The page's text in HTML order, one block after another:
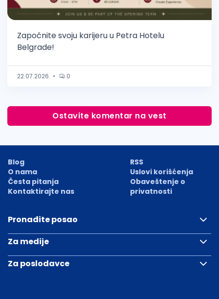
Započnite svoju karijeru u Petra Hotelu
Belgrade!
22.07.2026 • 0
Ostavite komentar na vest
Blog
O nama
Česta pitanja
Kontaktirajte nas
RSS
Uslovi korišćenja
Obaveštenje o
privatnosti
Pronađite posao
Za medije
Za poslodavce